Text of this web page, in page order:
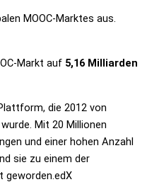
MOOC-Marktes aus.
Markt auf 5,16 Milliarden
die 2012 von
Mit 20 Millionen
und einer hohen Anzahl
sie zu einem der
geworden.edX